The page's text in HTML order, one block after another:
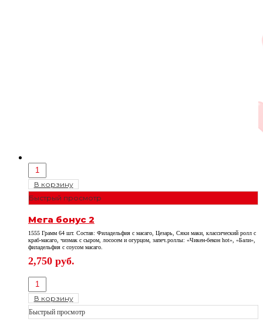
В корзину
Быстрый просмотр
Мега бонус 2
1555 Грамм 64 шт. Состав: Филадельфия с масаго, Цезарь, Сяки маки, классический ролл с
краб-масаго, чизмак с сыром, лососем и огурцом, запеч.роллы: «Чикен-бекон hot», «Бали»,
филадельфия с соусом масаго.
2,750 руб.
В корзину
Быстрый просмотр